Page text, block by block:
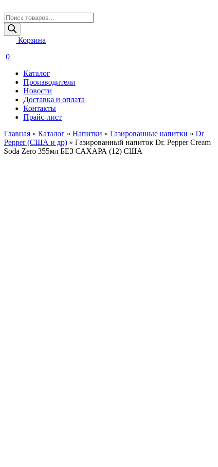
Поиск
товаров
Корзина
0
Каталог
Производители
Новости
Доставка и оплата
Контакты
Прайс-лист
Главная » Каталог » Напитки » Газированные напитки » Dr
Pepper (США и др) » Газированный напиток Dr. Pepper Cream
Soda Zero 355мл БЕЗ САХАРА (12) США